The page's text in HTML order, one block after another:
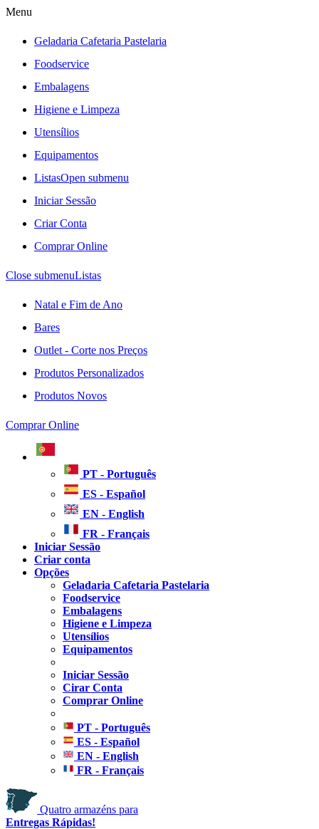
Menu
Geladaria Cafetaria Pastelaria
Foodservice
Embalagens
Higiene e Limpeza
Utensílios
Equipamentos
ListasOpen submenu
Iniciar Sessão
Criar Conta
Comprar Online
Close submenuListas
Natal e Fim de Ano
Bares
Outlet - Corte nos Preços
Produtos Personalizados
Produtos Novos
Comprar Online
PT - Português
ES - Español
EN - English
FR - Français
Iniciar Sessão
Criar conta
Opções
Geladaria Cafetaria Pastelaria
Foodservice
Embalagens
Higiene e Limpeza
Utensílios
Equipamentos
Iniciar Sessão
Cirar Conta
Comprar Online
PT - Português
ES - Español
EN - English
FR - Français
Quatro armazéns para
Entregas Rápidas!